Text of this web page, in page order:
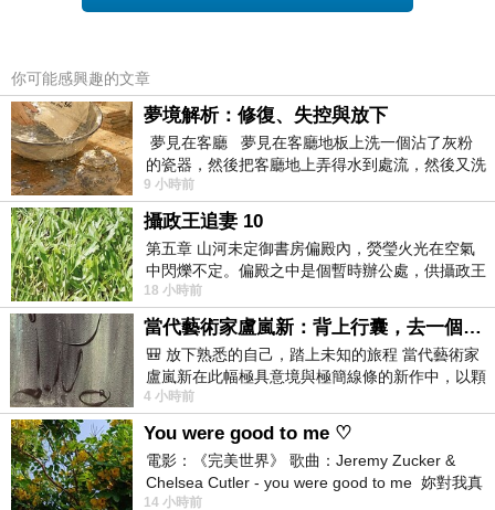
幫您整理出來在momo購物網最划算啦。
有需要的網友們可以點擊下面按鈕即可獲得最新
的優惠折扣喔！
=>點此取得優惠<=
你可能感興趣的文章
夢境解析：修復、失控與放下
夢見在客廳 夢見在客廳地板上洗一個沾了灰粉
的瓷器，然後把客廳地上弄得水到處流，然後又洗
一頂棒球潮帽，後來發現帽
9 小時前
攝政王追妻 10
第五章 山河未定御書房偏殿內，熒瑩火光在空氣
中閃爍不定。偏殿之中是個暫時辦公處，供攝政王
於皇宮內廷裡處理公務已然很多年。房內
18 小時前
當代藝術家盧嵐新：背上行囊，去一個沒有人認識你的地方——看風景，也遇見渴望出發的自己
🎒 放下熟悉的自己，踏上未知的旅程 當代藝術家
盧嵐新在此幅極具意境與極簡線條的新作中，以顆
粒感豐富的灰綠粗糙背景，搭配凝練且具
4 小時前
You were good to me ♡
電影：《完美世界》 歌曲：Jeremy Zucker &
Chelsea Cutler - you were good to me 妳對我真
好 因
14 小時前